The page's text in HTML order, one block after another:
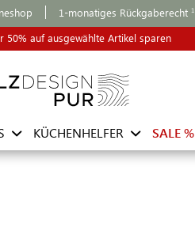
1-monatiges Rückgaberecht
50% auf ausgewählte Artikel sparen
KÜCHENHELFER SALE %